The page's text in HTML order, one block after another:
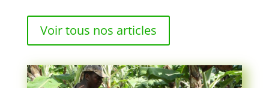
Voir tous nos articles